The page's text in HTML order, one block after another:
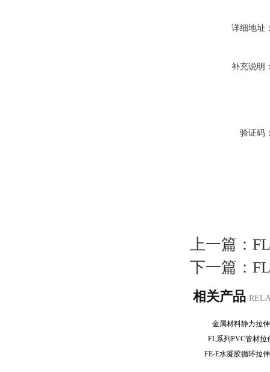
详细地址
补充说明
验证码
上一篇：
下一篇：
相关产品
金属材料静力拉
FL系列PVC管材
FE-E水凝胶循环拉